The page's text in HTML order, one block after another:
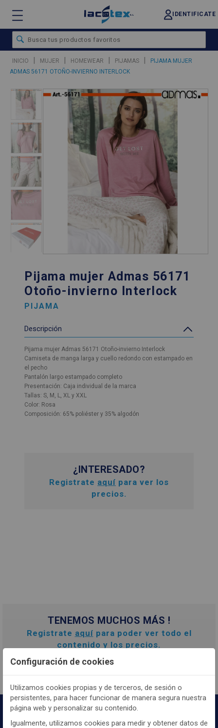
IDENTIFICATE
INICIO | MUJER | HOMEWEAR | PIJAMAS |
PIJAMA MUJER
ADMAS 56171 OTOÑO-INVIERNO INTERLOCK
Pijama mujer Admas 56171
Otoño-invierno Interlock
PIJAMA
Descripción
Pijama mujer Admas 56171 Otoño-invierno Interlock
Camiseta de manga larga y cuello redondo con estampado en
el pecho
Pantalón largo estampado completo
Presentación: Caja individual de la marca
Tallas: S, M, L, XL y XXL
Color: Rosa
Composición: 65% poliéster y 35% algodón
¿INTERESADO?
Registrate aquí para ver los
precios.
TENEMOS MUCHOS MÁS !
Registrate aquí para poder ver todo el
contenido y los precios.
Configuración de cookies
Utilizamos cookies propias y de terceros, de sesión o
persistentes, para hacer funcionar de manera segura nuestra
página web y personalizar su contenido.
Igualmente, utilizamos cookies para medir y obtener datos de